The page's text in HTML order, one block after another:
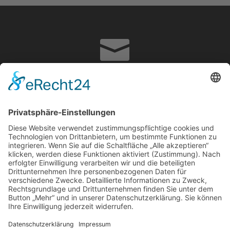

info@adrian-hoffmann.de

07822867070
Impressum